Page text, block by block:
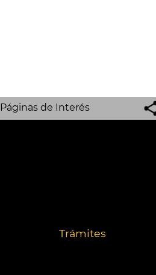
Páginas de Interés
Trámites